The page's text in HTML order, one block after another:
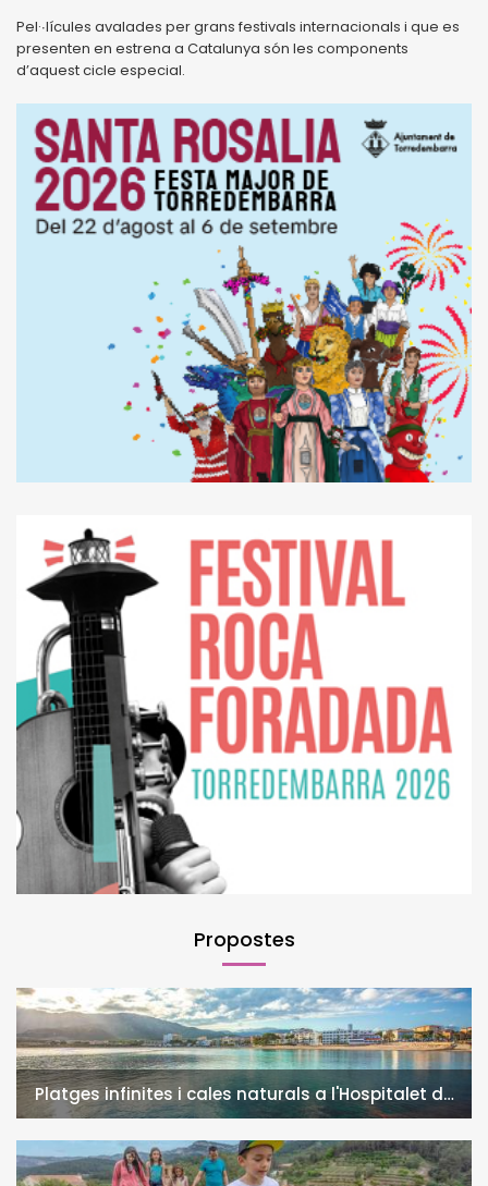
Pel·∙lícules avalades per grans festivals internacionals i que es
presenten en estrena a Catalunya són les components
d’aquest cicle especial.
Propostes
Platges infinites i cales naturals a l'Hospitalet de
l'Infant i la Vall de Llors